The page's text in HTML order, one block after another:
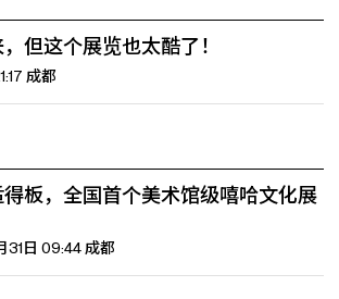
但这个展览也太酷了！
成都
板，全国首个美术馆级嘻哈文化展
31日 09:44 成都